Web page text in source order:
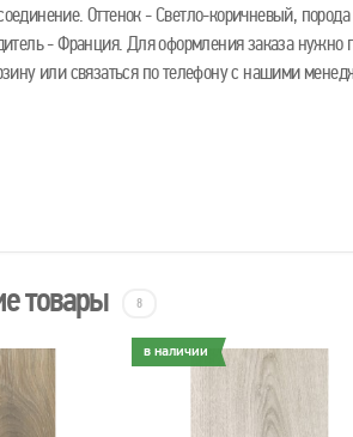
Оттенок - Светло-коричневый,
- Франция. Для оформления заказа нужно
или связаться по телефону с нашими
товары 8
в наличии